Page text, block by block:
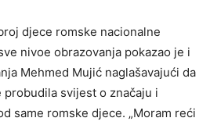
djece romske nacionalne
nivoe obrazovanja pokazao je i
Mehmed Mujić naglašavajući da
probudila svijest o značaju i
same romske djece. „Moram reći